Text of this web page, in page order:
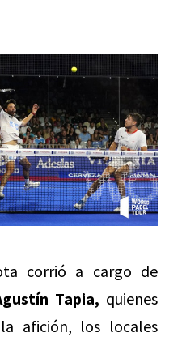
corrió a cargo de
Tapia, quienes
afición, los locales